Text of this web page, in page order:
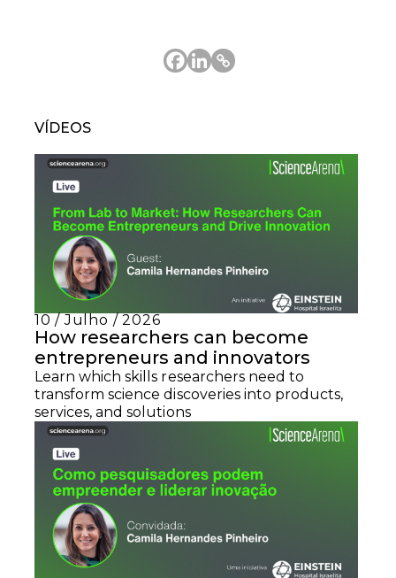
VÍDEOS
10 / Julho / 2026
How researchers can become
entrepreneurs and innovators
Learn which skills researchers need to
transform science discoveries into products,
services, and solutions